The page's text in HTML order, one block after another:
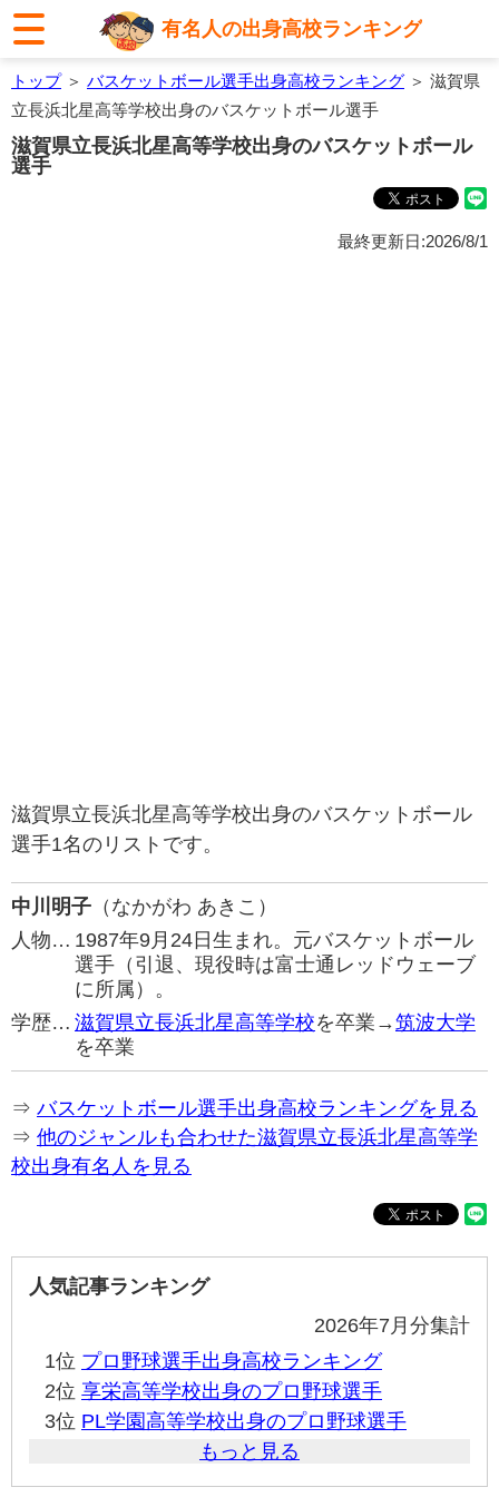
有名人の出身高校ランキング
トップ＞ バスケットボール選手出身高校ランキング ＞ 滋賀県
立長浜北星高等学校出身のバスケットボール選手
滋賀県立長浜北星高等学校出身のバスケットボール
選手
最終更新日:2026/8/1
滋賀県立長浜北星高等学校出身のバスケットボール
選手1名のリストです。
中川明子 （なかがわ あきこ）
人物… 1987年9月24日生まれ。元バスケットボール
選手（引退、現役時は富士通レッドウェーブ
に所属）。
学歴… 滋賀県立長浜北星高等学校を卒業→筑波大学
を卒業
⇒ バスケットボール選手出身高校ランキングを見る
⇒ 他のジャンルも合わせた滋賀県立長浜北星高等学
校出身有名人を見る
人気記事ランキング
2026年7月分集計
1位 プロ野球選手出身高校ランキング
2位 享栄高等学校出身のプロ野球選手
3位 PL学園高等学校出身のプロ野球選手
もっと見る